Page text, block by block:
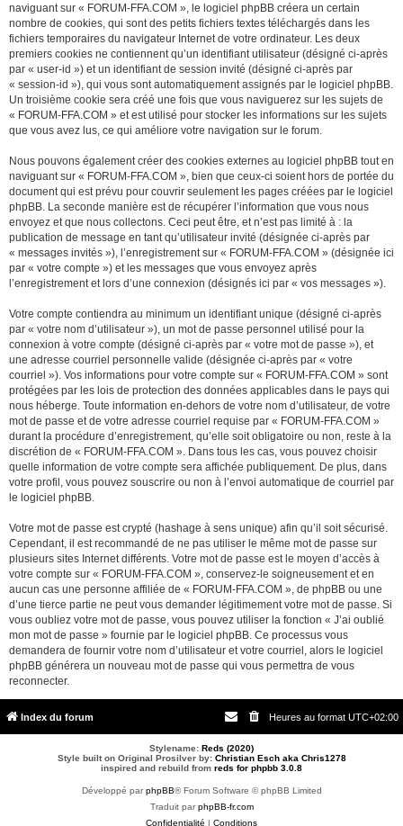
naviguant sur « FORUM-FFA.COM », le logiciel phpBB créera un certain
nombre de cookies, qui sont des petits fichiers textes téléchargés dans les
fichiers temporaires du navigateur Internet de votre ordinateur. Les deux
premiers cookies ne contiennent qu’un identifiant utilisateur (désigné ci-après
par « user-id ») et un identifiant de session invité (désigné ci-après par
« session-id »), qui vous sont automatiquement assignés par le logiciel phpBB.
Un troisième cookie sera créé une fois que vous naviguerez sur les sujets de
« FORUM-FFA.COM » et est utilisé pour stocker les informations sur les sujets
que vous avez lus, ce qui améliore votre navigation sur le forum.
Nous pouvons également créer des cookies externes au logiciel phpBB tout en
naviguant sur « FORUM-FFA.COM », bien que ceux-ci soient hors de portée du
document qui est prévu pour couvrir seulement les pages créées par le logiciel
phpBB. La seconde manière est de récupérer l’information que vous nous
envoyez et que nous collectons. Ceci peut être, et n’est pas limité à : la
publication de message en tant qu’utilisateur invité (désignée ci-après par
« messages invités »), l’enregistrement sur « FORUM-FFA.COM » (désignée ici
par « votre compte ») et les messages que vous envoyez après
l’enregistrement et lors d’une connexion (désignés ici par « vos messages »).
Votre compte contiendra au minimum un identifiant unique (désigné ci-après
par « votre nom d’utilisateur »), un mot de passe personnel utilisé pour la
connexion à votre compte (désigné ci-après par « votre mot de passe »), et
une adresse courriel personnelle valide (désignée ci-après par « votre
courriel »). Vos informations pour votre compte sur « FORUM-FFA.COM » sont
protégées par les lois de protection des données applicables dans le pays qui
nous héberge. Toute information en-dehors de votre nom d’utilisateur, de votre
mot de passe et de votre adresse courriel requise par « FORUM-FFA.COM »
durant la procédure d’enregistrement, qu’elle soit obligatoire ou non, reste à la
discrétion de « FORUM-FFA.COM ». Dans tous les cas, vous pouvez choisir
quelle information de votre compte sera affichée publiquement. De plus, dans
votre profil, vous pouvez souscrire ou non à l’envoi automatique de courriel par
le logiciel phpBB.
Votre mot de passe est crypté (hashage à sens unique) afin qu’il soit sécurisé.
Cependant, il est recommandé de ne pas utiliser le même mot de passe sur
plusieurs sites Internet différents. Votre mot de passe est le moyen d’accès à
votre compte sur « FORUM-FFA.COM », conservez-le soigneusement et en
aucun cas une personne affiliée de « FORUM-FFA.COM », de phpBB ou une
d’une tierce partie ne peut vous demander légitimement votre mot de passe. Si
vous oubliez votre mot de passe, vous pouvez utiliser la fonction « J’ai oublié
mon mot de passe » fournie par le logiciel phpBB. Ce processus vous
demandera de fournir votre nom d’utilisateur et votre courriel, alors le logiciel
phpBB générera un nouveau mot de passe qui vous permettra de vous
reconnecter.
Index du forum Heures au format UTC+02:00
Stylename: Reds (2020)
Style built on Original Prosilver by: Christian Esch aka Chris1278
inspired and rebuild from reds for phpbb 3.0.8
Développé parphpBB® Forum Software © phpBB Limited
Traduit parphpBB-fr.com
Confidentialité | Conditions